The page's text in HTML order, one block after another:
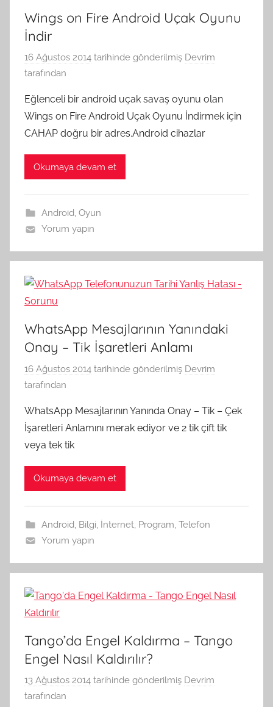
Wings on Fire Android Uçak Oyunu
İndir
16 Ağustos 2014 tarihinde gönderilmiş Devrim
tarafından
Eğlenceli bir android uçak savaş oyunu olan
Wings on Fire Android Uçak Oyunu İndirmek için
CAHAP doğru bir adres.Android cihazlar
Okumaya devam et
Android, Oyun
Yorum yapın
WhatsApp Mesajlarının Yanındaki
Onay – Tik İşaretleri Anlamı
16 Ağustos 2014 tarihinde gönderilmiş Devrim
tarafından
WhatsApp Mesajlarının Yanında Onay – Tik – Çek
İşaretleri Anlamını merak ediyor ve 2 tik çift tik
veya tek tik
Okumaya devam et
Android Bilgi İnternet, Program Telefon
Yorum yapın
Tango’da Engel Kaldırma – Tango
Engel Nasıl Kaldırılır?
13 Ağustos 2014 tarihinde gönderilmiş Devrim
tarafından